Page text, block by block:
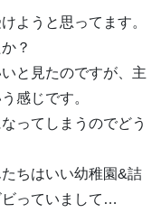
ようと思ってます。
？
と見たのですが、主
感じです。
ってしまうのでどう
ちはいい幼稚園&詰
ビっていまして…